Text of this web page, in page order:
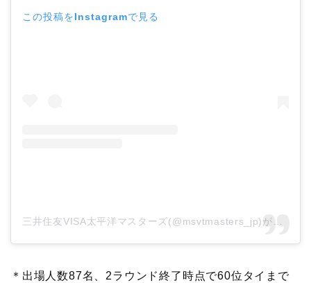
この投稿をInstagramで見る
三井住友VISA太平洋マスターズ(@msvtmasters_jp)がシェアした投稿
＊出場人数87名、2ラウンド終了時点で60位タイまで